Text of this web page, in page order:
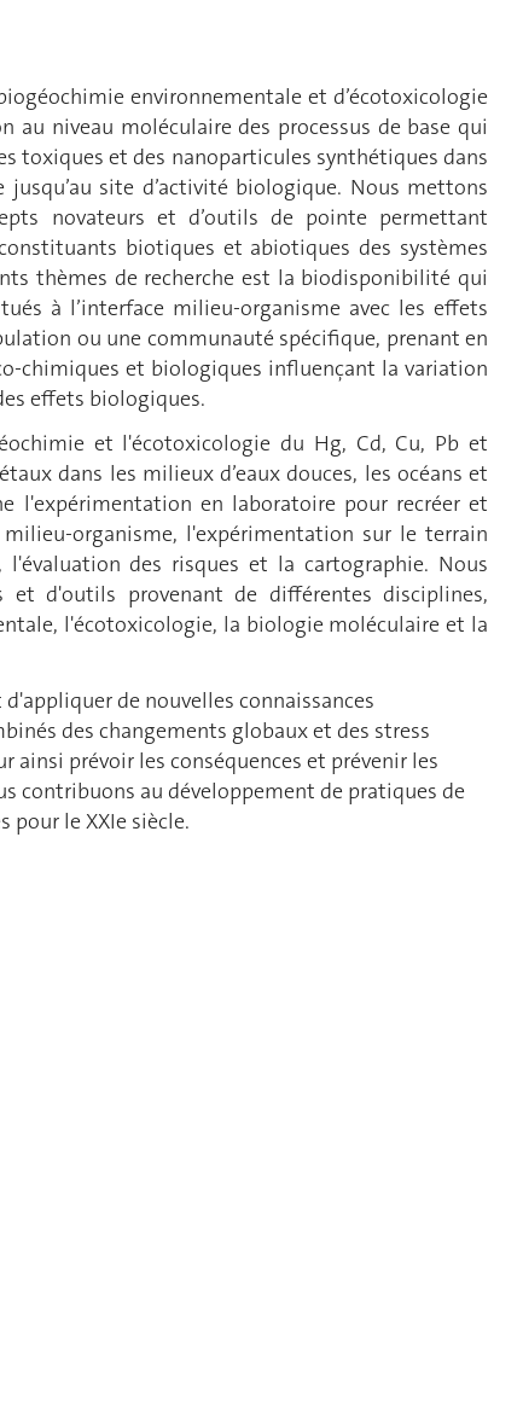
environnementale et d’écotoxicologie
niveau moléculaire des processus de base qui
toxiques et des nanoparticules synthétiques dans
site d’activité biologique. Nous mettons
novateurs et d’outils de pointe permettant
biotiques et abiotiques des systèmes
thèmes de recherche est la biodisponibilité qui
à l’interface milieu-organisme avec les effets
ou une communauté spécifique, prenant en
chimiques et biologiques influençant la variation
effets biologiques.
et l'écotoxicologie du Hg, Cd, Cu, Pb et
dans les milieux d’eaux douces, les océans et
l'expérimentation en laboratoire pour recréer et
organisme, l'expérimentation sur le terrain
des risques et la cartographie. Nous
d'outils provenant de différentes disciplines,
l'écotoxicologie, la biologie moléculaire et la
de nouvelles connaissances
des changements globaux et des stress
ainsi prévoir les conséquences et prévenir les
contribuons au développement de pratiques de
pour le XXIe siècle.